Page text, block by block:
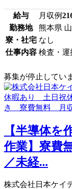
給与 月収例
勤務地
熊本県
寮・社宅 なし
仕事内容 検査・運
募集が停止してい
【半導体を
作業】寮費
／未経...
株式会社日本ケイ